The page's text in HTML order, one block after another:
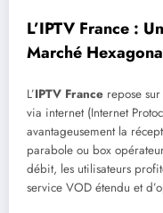
L’IPTV France :
Marché
L’IPTV France repose
via internet (Internet
avantageusement la
parabole ou box
débit, les utilisateurs
service VOD étendu et